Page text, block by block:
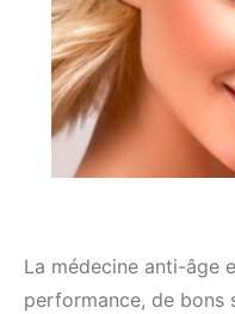
La médecine anti-âge
performance, de bons